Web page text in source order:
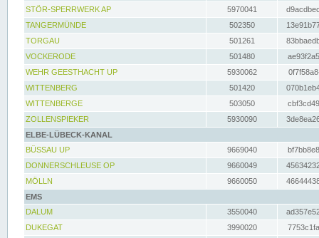
STÖR-SPERRWERK AP 5970041
TANGERMÜNDE
502350
TORGAU
501261
VOCKERODE
501480
WEHR GEESTHACHT UP
5930062
WITTENBERG
501420
WITTENBERGE
503050
ZOLLENSPIEKER
5930090
ELBE-LÜBECK-KANAL
BÜSSAU UP
9669040
DONNERSCHLEUSE OP
9660049
MÖLLN
9660050
EMS
DALUM
3550040
DUKEGAT
3990020